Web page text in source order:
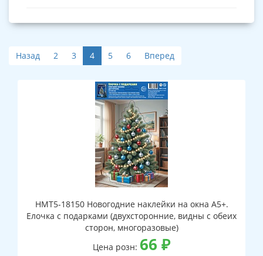
Назад 2 3 4 5 6 Вперед
НМТ5-18150 Новогодние наклейки на окна А5+.
Елочка с подарками (двухсторонние, видны с обеих
сторон, многоразовые)
Цена розн: 66 ₽